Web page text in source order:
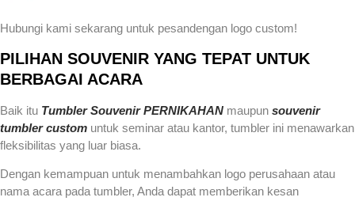
Hubungi kami sekarang untuk pesandengan logo custom!
PILIHAN SOUVENIR YANG TEPAT UNTUK
BERBAGAI ACARA
Baik itu Tumbler Souvenir PERNIKAHAN maupun souvenir
tumbler custom untuk seminar atau kantor, tumbler ini menawarkan
fleksibilitas yang luar biasa.
Dengan kemampuan untuk menambahkan logo perusahaan atau
nama acara pada tumbler, Anda dapat memberikan kesan